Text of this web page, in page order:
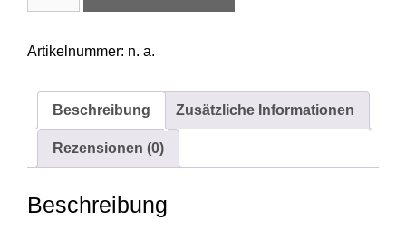
Artikelnummer: n. a.
Beschreibung Zusätzliche Informationen
Rezensionen (0)
Beschreibung